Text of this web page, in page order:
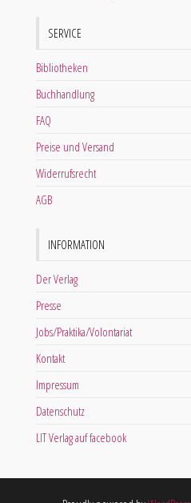
SERVICE
Bibliotheken
Buchhandlung
FAQ
Preise und Versand
Widerrufsrecht
AGB
INFORMATION
Der Verlag
Presse
Jobs/Praktika/Volontariat
Kontakt
Impressum
Datenschutz
LIT Verlag auf facebook